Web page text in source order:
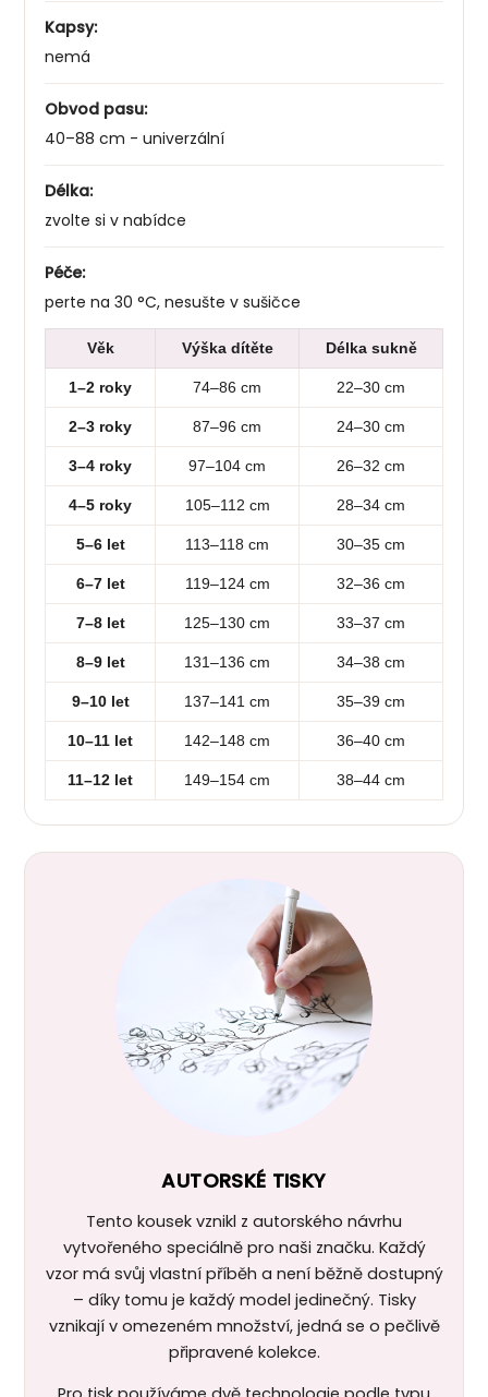
Kapsy:
nemá
Obvod pasu:
40–88 cm - univerzální
Délka:
zvolte si v nabídce
Péče:
perte na 30 °C, nesušte v sušičce
Věk Výška dítěte Délka sukně
1–2 roky 74–86 cm 22–30 cm
2–3 roky 87–96 cm 24–30 cm
3–4 roky 97–104 cm 26–32 cm
4–5 roky 105–112 cm 28–34 cm
5–6 let 113–118 cm 30–35 cm
6–7 let 119–124 cm 32–36 cm
7–8 let 125–130 cm 33–37 cm
8–9 let 131–136 cm 34–38 cm
9–10 let 137–141 cm 35–39 cm
10–11 let 142–148 cm 36–40 cm
11–12 let 149–154 cm 38–44 cm
AUTORSKÉ TISKY
Tento kousek vznikl z autorského návrhu
vytvořeného speciálně pro naši značku. Každý
vzor má svůj vlastní příběh a není běžně dostupný
– díky tomu je každý model jedinečný. Tisky
vznikají v omezeném množství, jedná se o pečlivě
připravené kolekce.